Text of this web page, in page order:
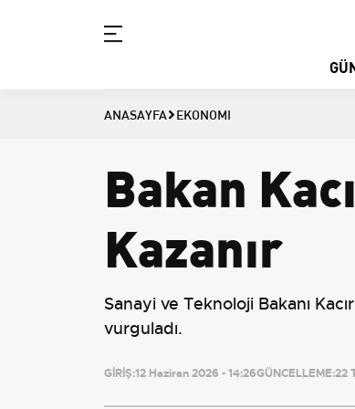
ANASAYFA EKONOMI
Bakan
Kazanır
Sanayi ve Teknoloji Bakanı
vurguladı.
GİRİŞ:12 Haziran 2026 - 14:26GÜNCELLEME:22